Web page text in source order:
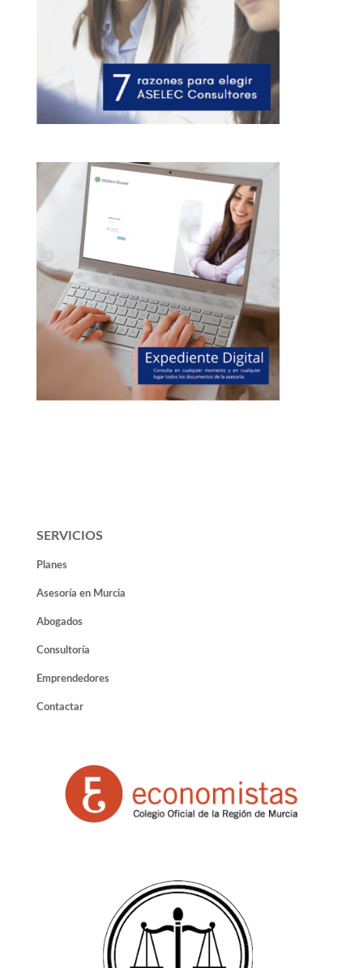
SERVICIOS
Planes
Asesoría en Murcia
Abogados
Consultoría
Emprendedores
Contactar